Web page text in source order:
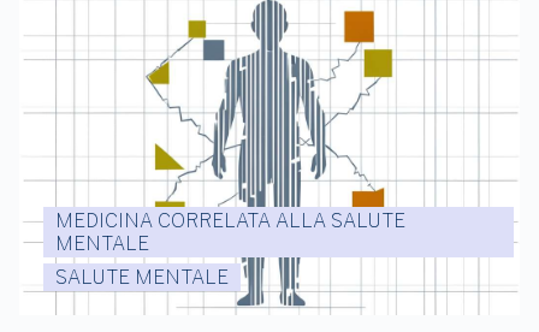
MEDICINA CORRELATA ALLA SALUTE
MENTALE
SALUTE MENTALE